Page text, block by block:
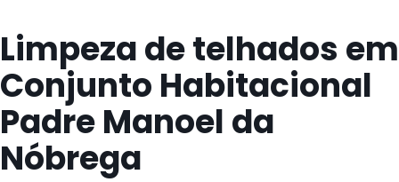
Limpeza de telhados em
Conjunto Habitacional
Padre Manoel da
Nóbrega